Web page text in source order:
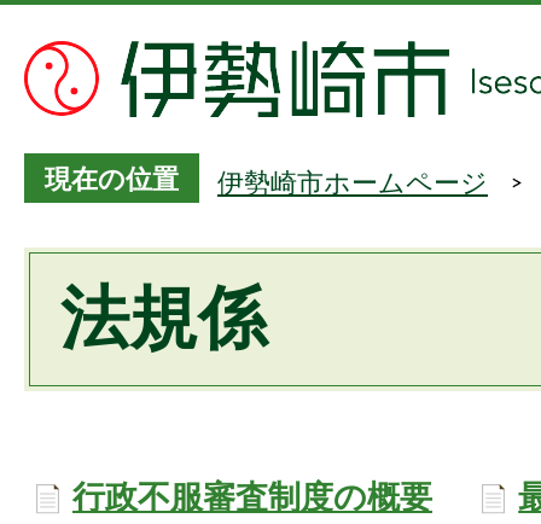
現在の位置 伊勢崎市ホームページ
法規係
行政不服審査制度の概要